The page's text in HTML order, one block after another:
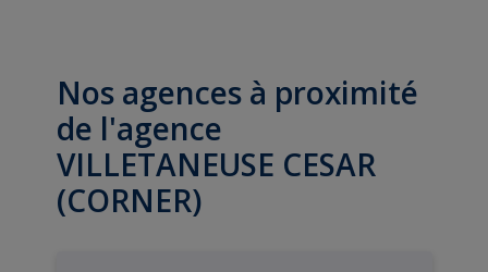
Nos agences à proximité
de l'agence
VILLETANEUSE CESAR
(CORNER)